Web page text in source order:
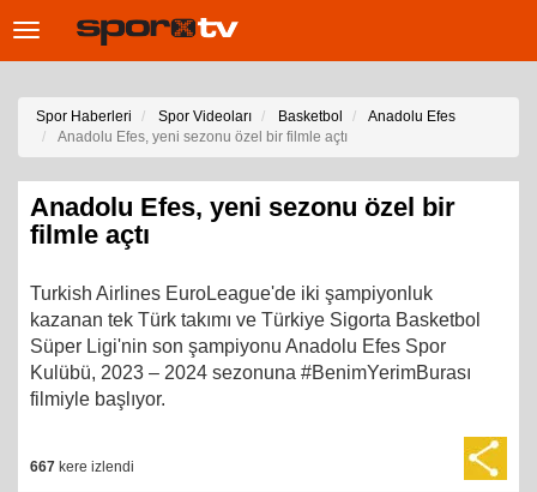
Toggle
Spor Haberleri Spor Videoları Basketbol
Anadolu Efes
Anadolu Efes, yeni sezonu özel bir filmle açtı
Anadolu Efes, yeni sezonu özel bir
filmle açtı
Turkish Airlines EuroLeague'de iki şampiyonluk
kazanan tek Türk takımı ve Türkiye Sigorta Basketbol
Süper Ligi'nin son şampiyonu Anadolu Efes Spor
Kulübü, 2023 – 2024 sezonuna #BenimYerimBurası
filmiyle başlıyor.
667 kere izlendi